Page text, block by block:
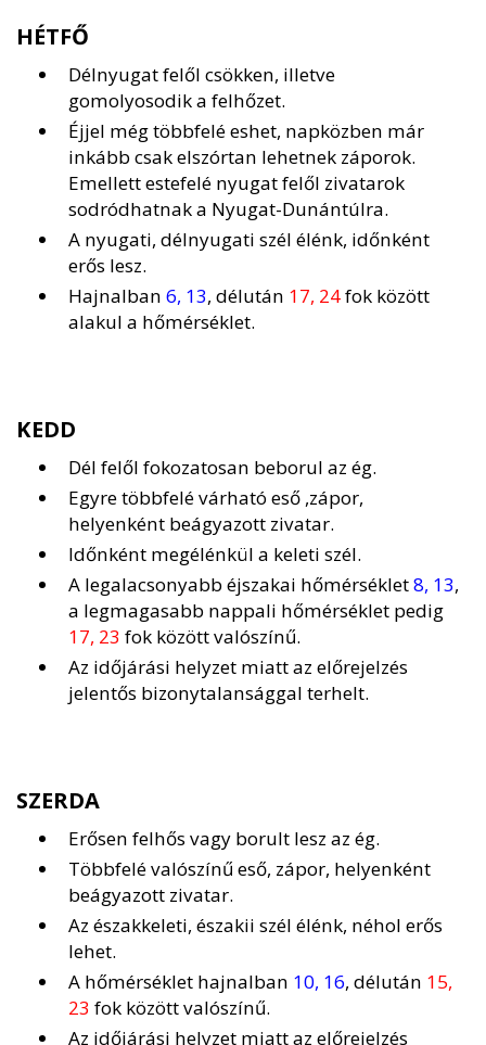
HÉTFŐ
Délnyugat felől csökken, illetve
gomolyosodik a felhőzet.
Éjjel még többfelé eshet, napközben már
inkább csak elszórtan lehetnek záporok.
Emellett estefelé nyugat felől zivatarok
sodródhatnak a Nyugat-Dunántúlra.
A nyugati, délnyugati szél élénk, időnként
erős lesz.
Hajnalban 6, 13, délután 17, 24fok között
alakul a hőmérséklet.
KEDD
Dél felől fokozatosan beborul az ég.
Egyre többfelé várható eső ,zápor,
helyenként beágyazott zivatar.
Időnként megélénkül a keleti szél.
A legalacsonyabb éjszakai hőmérséklet8, 13,
a legmagasabb nappali hőmérséklet pedig
17, 23 fok között valószínű.
Az időjárási helyzet miatt az előrejelzés
jelentős bizonytalansággal terhelt.
SZERDA
Erősen felhős vagy borult lesz az ég.
Többfelé valószínű eső, zápor, helyenként
beágyazott zivatar.
Az északkeleti, északii szél élénk, néhol erős
lehet.
A hőmérséklet hajnalban 10, 16, délután 15,
23 fok között valószínű.
Az időjárási helyzet miatt az előrejelzés